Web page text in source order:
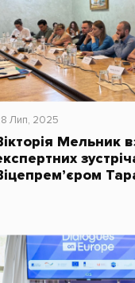
Лип, 2025
Мельник